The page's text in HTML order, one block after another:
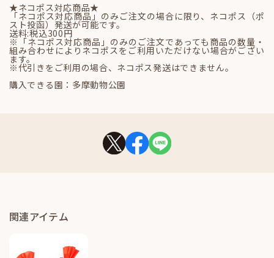
★ネコポス対応商品★
「ネコポス対応商品」のみご注文の場合に限り、ネコポス（ポ
スト投函）発送が可能です。
送料:税込300円
※「ネコポス対応商品」のみのご注文であっても商品の数量・
組み合わせによりネコポスをご利用いただけない場合がござい
ます。
※代引きをご利用の場合、ネコポス発送はできません。
購入できる園：多摩動物公園
関連アイテム